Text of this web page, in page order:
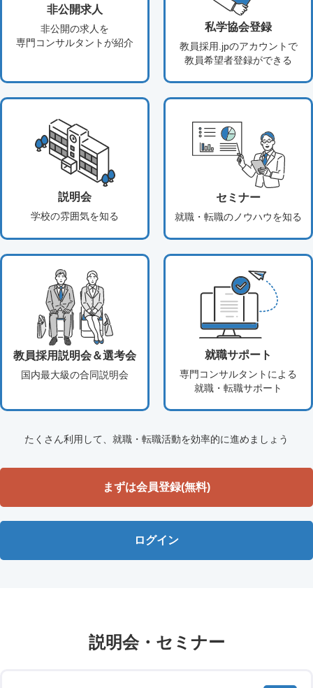
非公開求人
非公開の求人を
専門コンサルタントが紹介
私学協会登録
教員採用.jpのアカウントで
教員希望者登録ができる
説明会
学校の雰囲気を知る
セミナー
就職・転職のノウハウを知る
教員採用説明会＆選考会
国内最大級の合同説明会
就職サポート
専門コンサルタントによる
就職・転職サポート
たくさん利用して、就職・転職活動を効率的に進めましょう
ログイン
まずは会員登録(無料)
説明会・セミナー